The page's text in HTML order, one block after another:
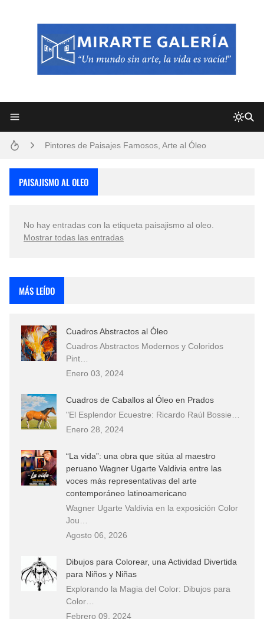
Pintores de Paisajes Famosos, Arte al Óleo
Que significan los cuadros de negras africanas?
El mundo del arte en pintura surrealista
PAISAJISMO AL OLEO
No hay entradas con la etiqueta paisajismo al oleo
Mostrar todas las entradas
MÁS LEÍDO
Cuadros Abstractos al Óleo
Cuadros Abstractos Modernos y Coloridos
Pint…
Enero 03, 2024
Cuadros de Caballos al Óleo en Prados
"El Esplendor Ecuestre: Ricardo Raúl Bossie…
Enero 28, 2024
“La vida”: una obra que sitúa al maestro
peruano Wagner Ugarte Valdivia entre las
voces más representativas del arte
contemporáneo latinoamericano
Wagner Ugarte Valdivia en la exposición Color
Jou…
Agosto 06, 2026
Dibujos para Colorear, una Actividad Divertida
para Niños y Niñas
Explorando la Magia del Color: Dibujos para
Color…
Febrero 09, 2024